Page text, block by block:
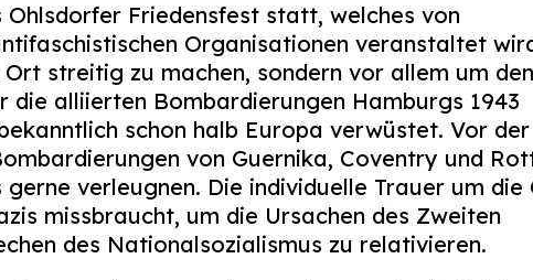
Friedensfest statt, welches von
Organisationen veranstaltet
streitig zu machen, sondern vor allem um den
alliierten Bombardierungen Hamburgs 1943
schon halb Europa verwüstet. Vor der
von Guernika, Coventry und
verleugnen. Die individuelle Trauer um die
missbraucht, um die Ursachen des Zweiten
des Nationalsozialismus zu relativieren.